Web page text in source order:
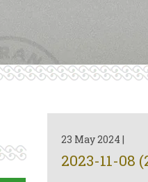
23 May 2024 |
2023-11-08